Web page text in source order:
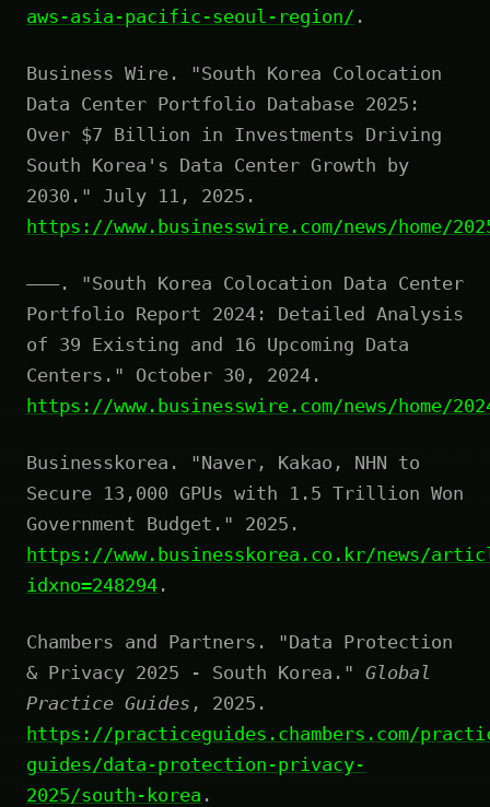
aws-asia-pacific-seoul-region/ .
Business Wire. "South Korea Colocation
Data Center Portfolio Database 2025:
Over $7 Billion in Investments Driving
South Korea's Data Center Growth by
2030." July 11, 2025.
https://www.businesswire.com/news/home/
———. "South Korea Colocation Data Center
Portfolio Report 2024: Detailed Analysis
of 39 Existing and 16 Upcoming Data
Centers." October 30, 2024.
https://www.businesswire.com/news/home/
Businesskorea. "Naver, Kakao, NHN to
Secure 13,000 GPUs with 1.5 Trillion Won
Government Budget." 2025.
https://www.businesskorea.co.kr/news/
idxno=248294 .
Chambers and Partners. "Data Protection
& Privacy 2025 - South Korea." Global
Practice Guides , 2025.
https://practiceguides.chambers.com/
guides/data-protection-privacy-
2025/south-korea .